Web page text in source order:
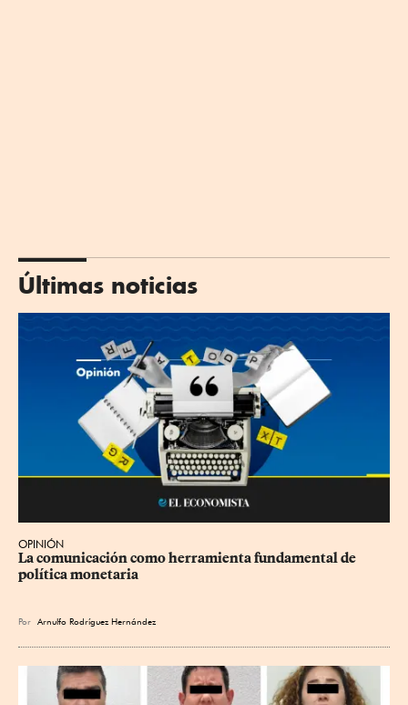
Últimas noticias
OPINIÓN
La comunicación como herramienta fundamental de
política monetaria
Por Arnulfo Rodríguez Hernández